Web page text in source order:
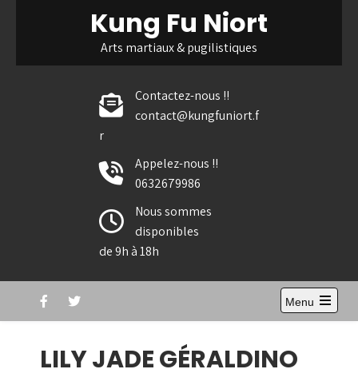
Kung Fu Niort
Arts martiaux & pugilistiques
Contactez-nous !!
contact@kungfuniort.f
r
Appelez-nous !!
0632679986
Nous sommes
disponibles
de 9h à 18h
Menu
Open
LILY JADE GÉRALDINO